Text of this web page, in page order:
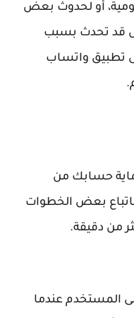
أو لحدوث بعض
بل قد تحدث بسبب
تطبيق واتساب
حسابك من
بعض الخطوات
من دقيقة.
المستخدم عندما